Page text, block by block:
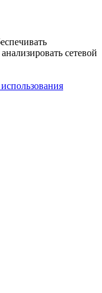
сетевой